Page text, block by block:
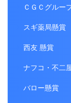
ＣＧＣグルー
スギ薬局懸賞
西友 懸賞
ナフコ・不二
バロー懸賞